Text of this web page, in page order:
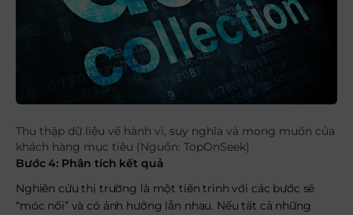
Thu thập dữ liệu về hành vi, suy nghĩa và mong muốn của
khách hàng mục tiêu (Nguồn: TopOnSeek)
Bước 4: Phân tích kết quả
Nghiên cứu thị trường là một tiến trình với các bước sẽ
“móc nối” và có ảnh hưởng lẫn nhau. Nếu tất cả những